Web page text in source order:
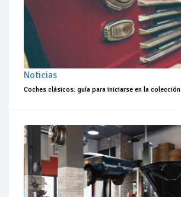
Noticias
Coches clásicos: guía para iniciarse en la colección